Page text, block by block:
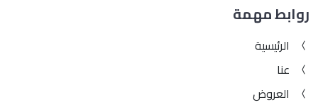
روابط مهمة
الرئيسية
عنا
العروض